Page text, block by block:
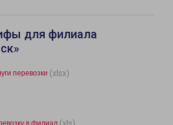
для филиала
перевозки (xlsx)